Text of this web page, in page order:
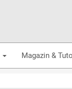
Magazin &